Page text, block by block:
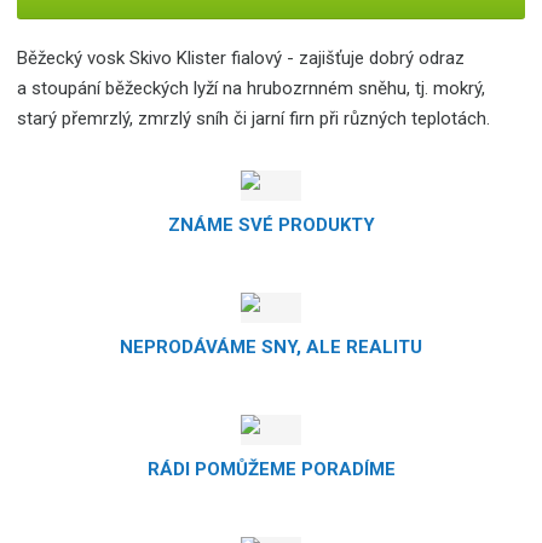
9
4
8
0
Běžecký vosk Skivo Klister fialový - zajišťuje dobrý odraz
a stoupání běžeckých lyží na hrubozrnném sněhu, tj. mokrý,
starý přemrzlý, zmrzlý sníh či jarní firn při různých teplotách.
ZNÁME SVÉ PRODUKTY
NEPRODÁVÁME SNY, ALE REALITU
RÁDI POMŮŽEME PORADÍME